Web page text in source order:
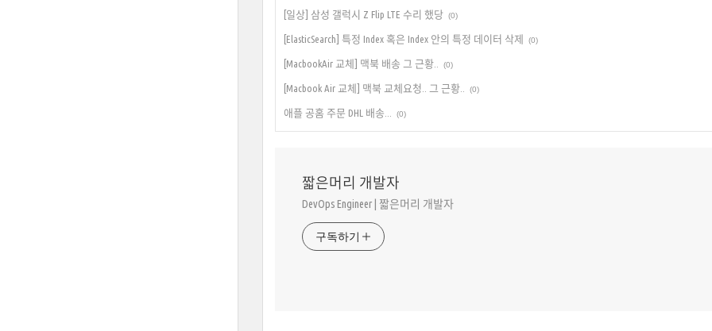
[일상] 삼성 갤럭시 Z Flip LTE 수리 했당 (0)
[ElasticSearch] 특정 Index 혹은 Index 안의 특정 데이터 삭제 (0)
[MacbookAir 교체] 맥북 배송 그 근황.. (0)
[Macbook Air 교체] 맥북 교체요청.. 그 근황.. (0)
애플 공홈 주문 DHL 배송... (0)
짧은머리 개발자
DevOps Engineer | 짧은머리 개발자
구독하기